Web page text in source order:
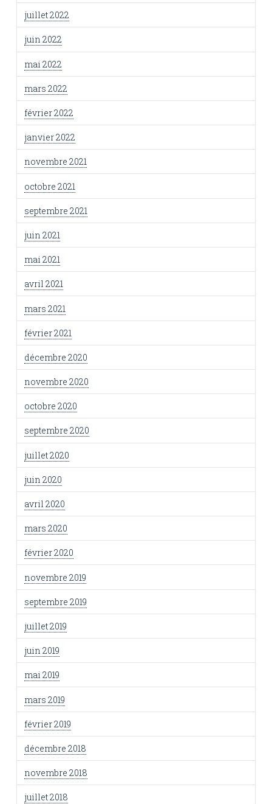
juillet 2022
juin 2022
mai 2022
mars 2022
février 2022
janvier 2022
novembre 2021
octobre 2021
septembre 2021
juin 2021
mai 2021
avril 2021
mars 2021
février 2021
décembre 2020
novembre 2020
octobre 2020
septembre 2020
juillet 2020
juin 2020
avril 2020
mars 2020
février 2020
novembre 2019
septembre 2019
juillet 2019
juin 2019
mai 2019
mars 2019
février 2019
décembre 2018
novembre 2018
juillet 2018